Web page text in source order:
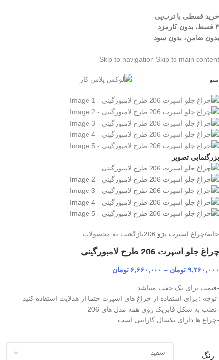
خرید قسطی با ترب‌پی
۴ قسط، بدون کارمزد
بدون ضامن، بدون سود
Skip to navigation Skip to main content
منو
بزرگنمایی تصویر
خانه/چراغ اسپرت پژو 206 بازگشت به محصولات
چراغ جلو اسپرت 206 طرح لامبورگینی
۹,۲۶۰,۰۰۰ تومان – ۶,۶۶۰,۰۰۰ تومان
-قیمت برای یک جفت میباشد
-توجه : برای استفاده از چراغ های اسپرت حتما از هدلایت استفاده کنید
-نصب به شکل فابریک روی همه مدل های 206
-چراغ ها دارای یکسال گارانتی است
رنگ